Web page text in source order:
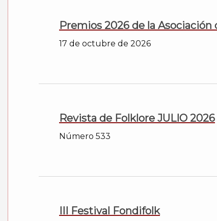
Premios 2026 de la
17 de octubre de 2026
Revista de Folklore JULIO 2026
Número 533
III Festival Fondifolk